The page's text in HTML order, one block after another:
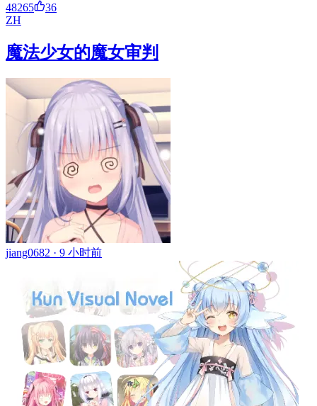
48265
36
ZH
魔法少女的魔女审判
jiang0682 · 9 小时前